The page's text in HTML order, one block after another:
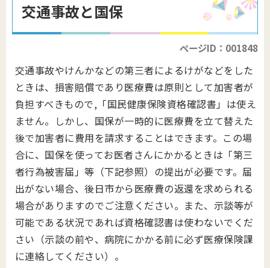
交通事故と国保
ページID：001848
交通事故やけんかなどの第三者によるけがなどをした
ときは、損害賠償であり医療費は原則として加害者が
負担すべきもので,「国民健康保険資格確認書」 は使え
ません。しかし、国保が一時的に医療費を立て替えた
後で加害者に費用を請求することはできます。この場
合に、国保を使ってお医者さんにかかるときは「第三
者行為被害届」等（下記参照）の提出が必要です。届
出がない場合、後日市から医療費の返還を求められる
場合がありますのでご注意ください。また、示談等が
可能である状況であれば資格確認書は使わないでくだ
さい（示談の前や、病院にかかる前に必ず医療保険課
に連絡してください）。